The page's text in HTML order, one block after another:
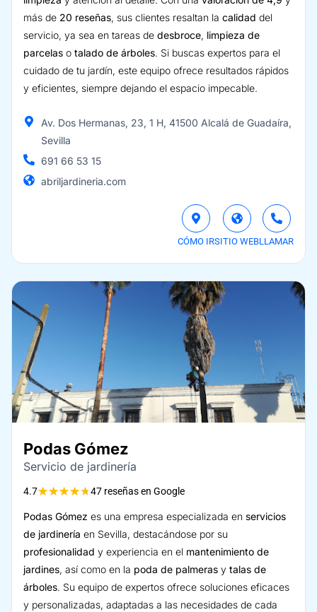
más de 20 reseñas, sus clientes resaltan la calidad del
servicio, ya sea en tareas de desbroce, limpieza de
parcelas o talado de árboles. Si buscas expertos para el
cuidado de tu jardín, este equipo ofrece resultados rápidos
y eficientes, siempre dejando el espacio impecable.
Av. Dos Hermanas, 23, 1 H, 41500 Alcalá de Guadaíra,
Sevilla
691 66 53 15
abriljardineria.com
CÓMO IRSITIO WEBLLAMAR
Podas Gómez
Servicio de jardinería
4.7★★★★★47 reseñas en Google
Podas Gómez es una empresa especializada en servicios
de jardinería en Sevilla, destacándose por su
profesionalidad y experiencia en el mantenimiento de
jardines, así como en la poda de palmeras y talas de
árboles. Su equipo de expertos ofrece soluciones eficaces
y personalizadas, adaptadas a las necesidades de cada